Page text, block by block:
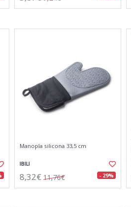
Manopla silicona 33,5 cm
IBILI
8,32€ 11,76€ - 29%